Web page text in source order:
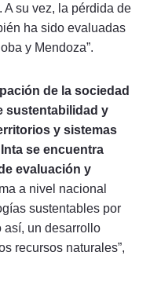
su vez, la pérdida de
ha sido evaluadas
y Mendoza”.
de la sociedad
sustentabilidad y
y sistemas
se encuentra
evaluación y
a nivel nacional
sustentables por
así, un desarrollo
recursos naturales”,